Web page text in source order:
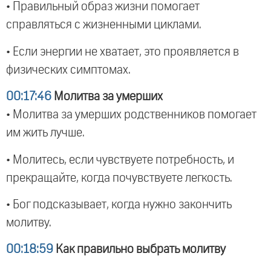
• Правильный образ жизни помогает
справляться с жизненными циклами.
• Если энергии не хватает, это проявляется в
физических симптомах.
00:17:46 Молитва за умерших
• Молитва за умерших родственников помогает
им жить лучше.
• Молитесь, если чувствуете потребность, и
прекращайте, когда почувствуете легкость.
• Бог подсказывает, когда нужно закончить
молитву.
00:18:59 Как правильно выбрать молитву